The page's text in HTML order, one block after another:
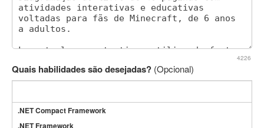
4226
Quais habilidades são desejadas? (Opcional)
.NET Compact Framework
.NET Framework